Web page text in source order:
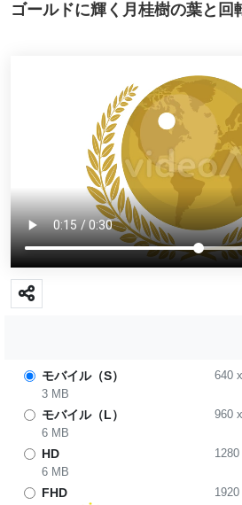
ゴールドに輝く月桂樹の葉と回
モバイル（S） 640x
3 MB
モバイル（L） 960x
6 MB
HD 1280
6 MB
FHD 1920